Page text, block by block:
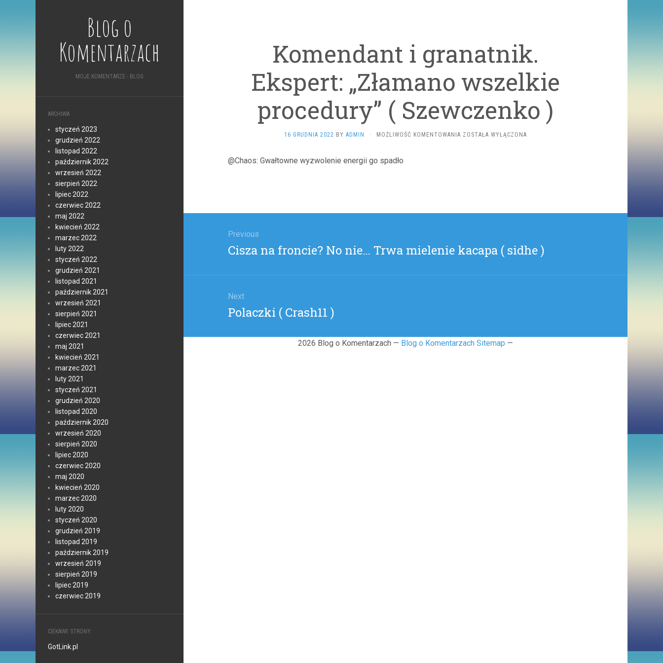
Blog o
Komentarzach
MOJE KOMENTARZE - BLOG
ARCHIWA
styczeń 2023
grudzień 2022
listopad 2022
październik 2022
wrzesień 2022
sierpień 2022
lipiec 2022
czerwiec 2022
maj 2022
kwiecień 2022
marzec 2022
luty 2022
styczeń 2022
grudzień 2021
listopad 2021
październik 2021
wrzesień 2021
sierpień 2021
lipiec 2021
czerwiec 2021
maj 2021
kwiecień 2021
marzec 2021
luty 2021
styczeń 2021
grudzień 2020
listopad 2020
październik 2020
wrzesień 2020
sierpień 2020
lipiec 2020
czerwiec 2020
maj 2020
kwiecień 2020
marzec 2020
luty 2020
styczeń 2020
grudzień 2019
listopad 2019
październik 2019
wrzesień 2019
sierpień 2019
lipiec 2019
czerwiec 2019
CIEKAWE STRONY:
GotLink.pl
Komendant i granatnik.
Ekspert: „Złamano wszelkie
procedury” ( Szewczenko )
16 GRUDNIA 2022 BY ADMIN · MOŻLIWOŚĆ KOMENTOWANIA KOMENDANT
ZOSTAŁA WYŁĄCZONA
@Chaos: Gwałtowne wyzwolenie energii go spadło
Previous
Previous
Cisza na froncie? No nie… Trwa mielenie kacapa ( sidhe )
Next
Next
Polaczki ( Crash11 )
2026 Blog o Komentarzach — Blog o Komentarzach Sitemap —